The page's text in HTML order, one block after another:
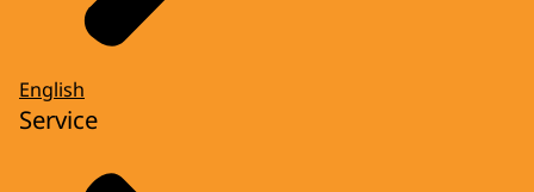
English
Service